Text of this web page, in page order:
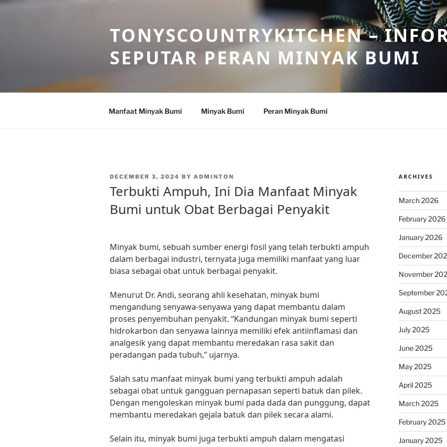
Skip
TONYSCOUNTRYKITCHEN –
SEPUTAR PERAN MINYAK BUMI
Manfaat Minyak Bumi Minyak Bumi Peran Minyak Bumi
POSTED
DECEMBER 3, 2024 BY ADMINTON
Terbukti Ampuh, Ini Dia Manfaat Minyak
Bumi untuk Obat Berbagai Penyakit
Minyak bumi, sebuah sumber energi fosil yang telah terbukti ampuh
dalam berbagai industri, ternyata juga memiliki manfaat yang luar
biasa sebagai obat untuk berbagai penyakit.
Menurut Dr. Andi, seorang ahli kesehatan, minyak bumi
mengandung senyawa-senyawa yang dapat membantu dalam
proses penyembuhan penyakit. “Kandungan minyak bumi seperti
hidrokarbon dan senyawa lainnya memiliki efek antiinflamasi dan
analgesik yang dapat membantu meredakan rasa sakit dan
peradangan pada tubuh,” ujarnya.
Salah satu manfaat minyak bumi yang terbukti ampuh adalah
sebagai obat untuk gangguan pernapasan seperti batuk dan pilek.
Dengan mengoleskan minyak bumi pada dada dan punggung, dapat
membantu meredakan gejala batuk dan pilek secara alami.
Selain itu, minyak bumi juga terbukti ampuh dalam mengatasi
ARCHIVES
March 2026
February 2026
January 2026
December
November
September
August 2025
July 2025
June 2025
May 2025
April 2025
March 2025
February 2025
January 2025